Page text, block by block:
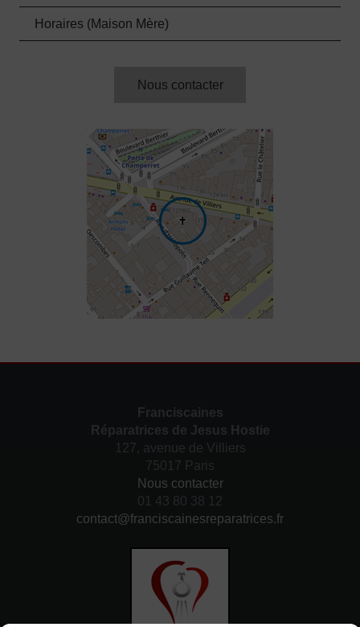
Horaires (Maison Mère)
Nous contacter
Franciscaines
Réparatrices de Jesus Hostie
127, avenue de Villiers
75017 Paris
Nous contacter
01 43 80 38 12
contact@franciscainesreparatrices.fr